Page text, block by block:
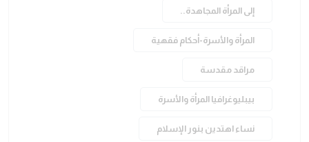
إلى المرأة المجاهدة..
المرأة والأسرة-أحكام فقهية
مراقد مقدسة
بيبليوغرافيا المرأة والأسرة
نساء اهتدين بنور الإسلام